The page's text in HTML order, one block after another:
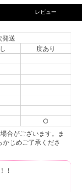
レビュー
送
度あり
○
合がございます。ま
じめご了承くださ
！